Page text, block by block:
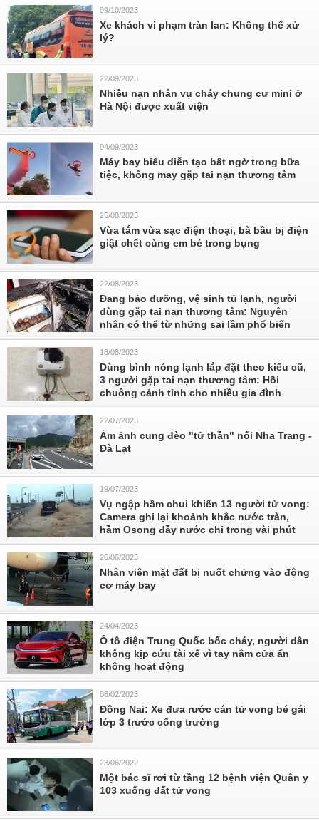
09/10/2023
Xe khách vi phạm tràn lan: Không thể xử
lý?
22/09/2023
Nhiều nạn nhân vụ cháy chung cư mini ở
Hà Nội được xuất viện
04/09/2023
Máy bay biểu diễn tạo bất ngờ trong bữa
tiệc, không may gặp tai nạn thương tâm
25/08/2023
Vừa tắm vừa sạc điện thoại, bà bầu bị điện
giật chết cùng em bé trong bụng
22/08/2023
Đang bảo dưỡng, vệ sinh tủ lạnh, người
dùng gặp tai nạn thương tâm: Nguyên
nhân có thể từ những sai lầm phổ biến
18/08/2023
Dùng bình nóng lạnh lắp đặt theo kiểu cũ,
3 người gặp tai nạn thương tâm: Hồi
chuông cảnh tỉnh cho nhiều gia đình
22/07/2023
Ám ảnh cung đèo "tử thần" nối Nha Trang -
Đà Lạt
19/07/2023
Vụ ngập hầm chui khiến 13 người tử vong:
Camera ghi lại khoảnh khắc nước tràn,
hầm Osong đầy nước chỉ trong vài phút
26/06/2023
Nhân viên mặt đất bị nuốt chửng vào động
cơ máy bay
24/04/2023
Ô tô điện Trung Quốc bốc cháy, người dân
không kịp cứu tài xế vì tay nắm cửa ẩn
không hoạt động
08/02/2023
Đồng Nai: Xe đưa rước cán tử vong bé gái
lớp 3 trước cổng trường
23/06/2022
Một bác sĩ rơi từ tầng 12 bệnh viện Quân y
103 xuống đất tử vong